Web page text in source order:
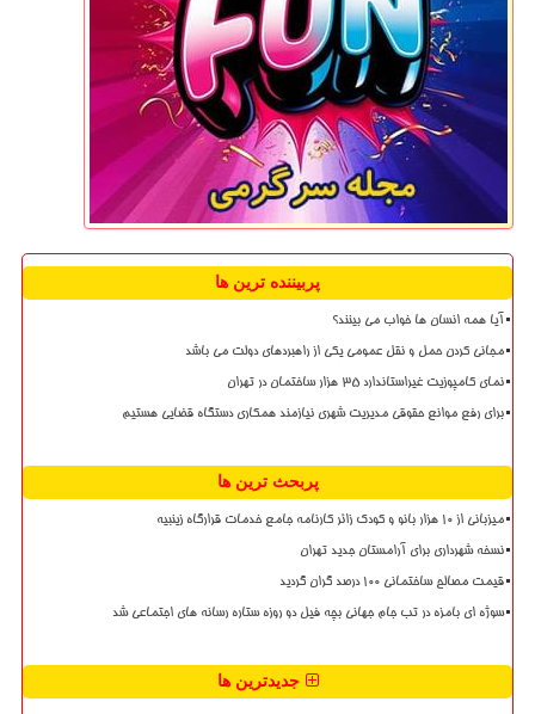
پربیننده ترین ها
آیا همه انسان ها خواب می بینند؟
مجانی کردن حمل و نقل عمومی یکی از راهبردهای دولت می باشد
نمای کامپوزیت غیراستاندارد ۳۵ هزار ساختمان در تهران
برای رفع موانع حقوقی مدیریت شهری نیازمند همکاری دستگاه قضایی هستیم
پربحث ترین ها
میزبانی از ۱۰ هزار بانو و کودک زائر کارنامه جامع خدمات قرارگاه زینبیه
نسخه شهرداری برای آرامستان جدید تهران
قیمت مصالح ساختمانی ۱۰۰ درصد گران گردید
سوژه ای بامزه در تب جام جهانی بچه فیل دو روزه ستاره رسانه های اجتماعی شد
جدیدترین ها